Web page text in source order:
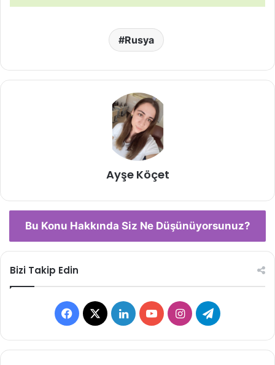
Rusya
Ayşe Köçet
Bu Konu Hakkında Siz Ne Düşünüyorsunuz?
Bizi Takip Edin
Facebook
X LinkedInYouTubeInstagramTelegram